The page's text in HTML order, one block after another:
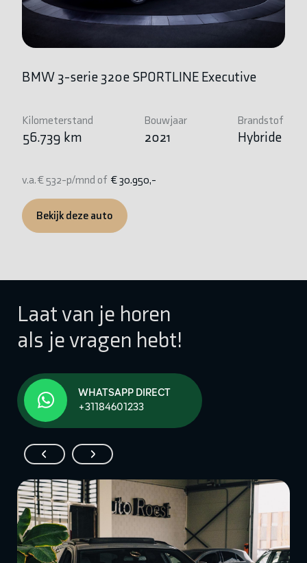
BMW 3-serie 320e SPORTLINE Executive
Kilometerstand
56.739 km
Bouwjaar
2021
Brandstof
Hybride
v.a. € 532-p/mnd of € 30.950,-
Bekijk deze auto
Laat van je horen
als je vragen hebt!
WHATSAPP DIRECT
+31184601233